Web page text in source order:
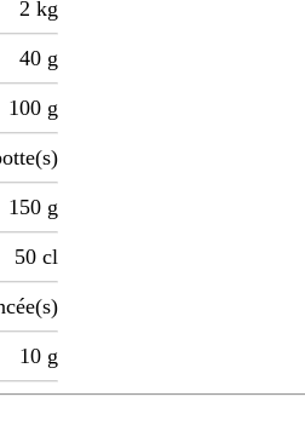
2 kg
40 g
100 g
150 g
50 cl
10 g